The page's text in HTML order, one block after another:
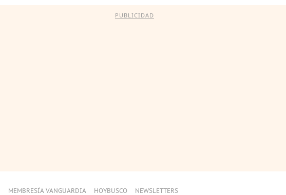
PUBLICIDAD
MEMBRESÍA VANGUARDIA HOYBUSCO NEWSLETTERS